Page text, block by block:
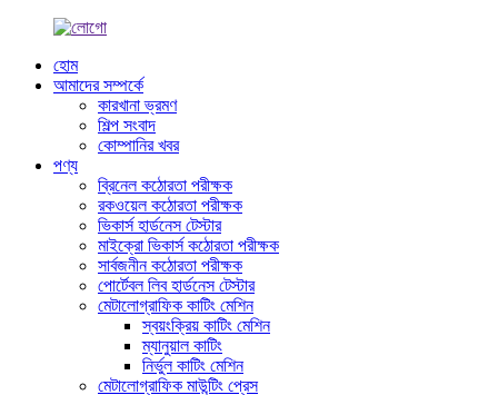
হোম
আমাদের সম্পর্কে
কারখানা ভ্রমণ
শিল্প সংবাদ
কোম্পানির খবর
পণ্য
ব্রিনেল কঠোরতা পরীক্ষক
রকওয়েল কঠোরতা পরীক্ষক
ভিকার্স হার্ডনেস টেস্টার
মাইক্রো ভিকার্স কঠোরতা পরীক্ষক
সার্বজনীন কঠোরতা পরীক্ষক
পোর্টেবল লিব হার্ডনেস টেস্টার
মেটালোগ্রাফিক কাটিং মেশিন
স্বয়ংক্রিয় কাটিং মেশিন
ম্যানুয়াল কাটিং
নির্ভুল কাটিং মেশিন
মেটালোগ্রাফিক মাউন্টিং প্রেস